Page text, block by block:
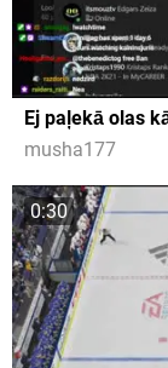
Ej paļekā olas
musha177
0:30